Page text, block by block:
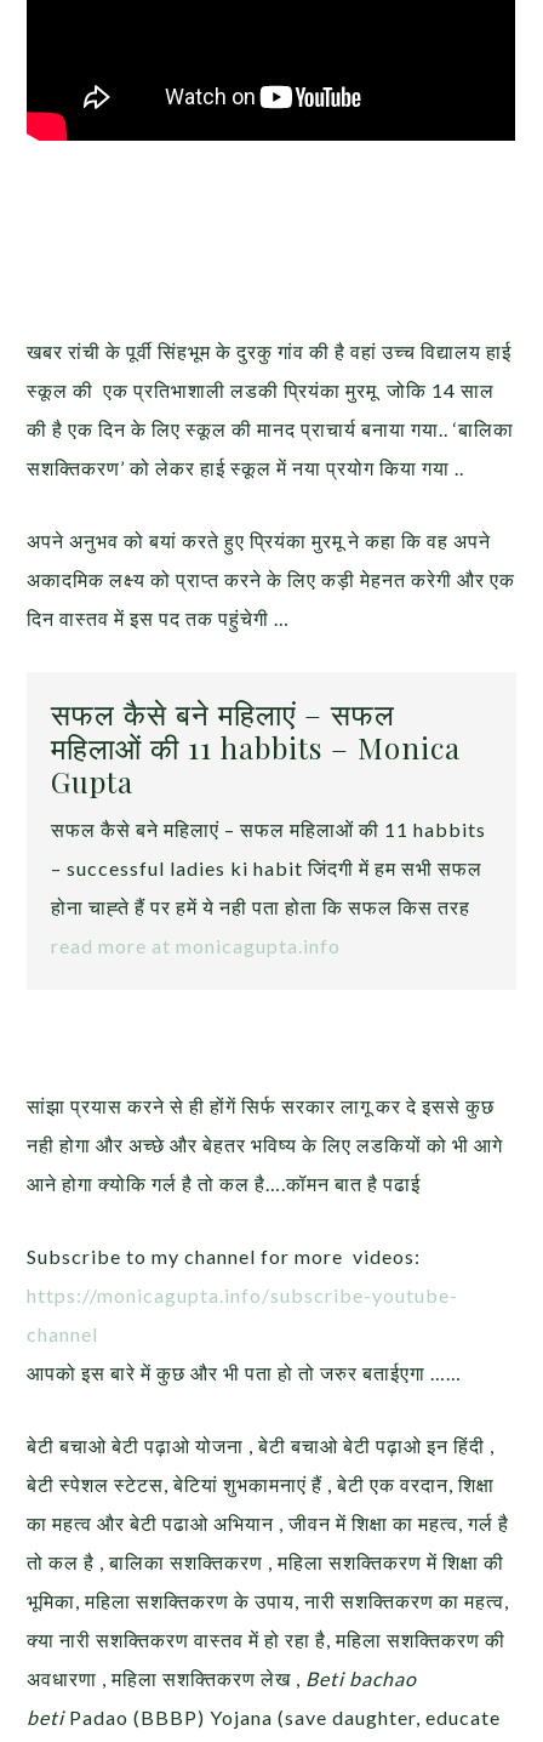
खबर रांची के पूर्वी सिंहभूम के दुरकु गांव की है वहां उच्च विद्यालय हाई
स्कूल की एक प्रतिभाशाली लडकी प्रियंका मुरमू जोकि 14 साल
की है एक दिन के लिए स्कूल की मानद प्राचार्य बनाया गया.. ‘बालिका
सशक्तिकरण’ को लेकर हाई स्कूल में नया प्रयोग किया गया ..
अपने अनुभव को बयां करते हुए प्रियंका मुरमू ने कहा कि वह अपने
अकादमिक लक्ष्य को प्राप्त करने के लिए कड़ी मेहनत करेगी और एक
दिन वास्तव में इस पद तक पहुंचेगी …
सफल कैसे बने महिलाएं – सफल
महिलाओं की 11 habbits – Monica
Gupta
सफल कैसे बने महिलाएं – सफल महिलाओं की 11 habbits
– successful ladies ki habit जिंदगी में हम सभी सफल
होना चाह्ते हैं पर हमें ये नही पता होता कि सफल किस तरह
read more at monicagupta.info
सांझा प्रयास करने से ही होंगें सिर्फ सरकार लागू कर दे इससे कुछ
नही होगा और अच्छे और बेहतर भविष्य के लिए लडकियों को भी आगे
आने होगा क्योकि गर्ल है तो कल है….कॉमन बात है पढाई
Subscribe to my channel for more videos:
https://monicagupta.info/subscribe-youtube-
channel
आपको इस बारे में कुछ और भी पता हो तो जरुर बताईएगा ……
बेटी बचाओ बेटी पढ़ाओ योजना , बेटी बचाओ बेटी पढ़ाओ इन हिंदी ,
बेटी स्पेशल स्टेटस, बेटियां शुभकामनाएं हैं , बेटी एक वरदान, शिक्षा
का महत्व और बेटी पढाओ अभियान , जीवन में शिक्षा का महत्व, गर्ल है
तो कल है , बालिका सशक्तिकरण , महिला सशक्तिकरण में शिक्षा की
भूमिका, महिला सशक्तिकरण के उपाय, नारी सशक्तिकरण का महत्व,
क्या नारी सशक्तिकरण वास्तव में हो रहा है, महिला सशक्तिकरण की
अवधारणा , महिला सशक्तिकरण लेख , Beti bachao
betiPadao (BBBP) Yojana (save daughter, educate